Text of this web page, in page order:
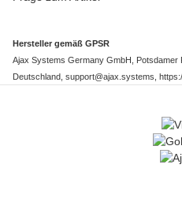
Hersteller gemäß GPSR
Ajax Systems Germany GmbH, Potsdamer
Deutschland, support@ajax.systems,